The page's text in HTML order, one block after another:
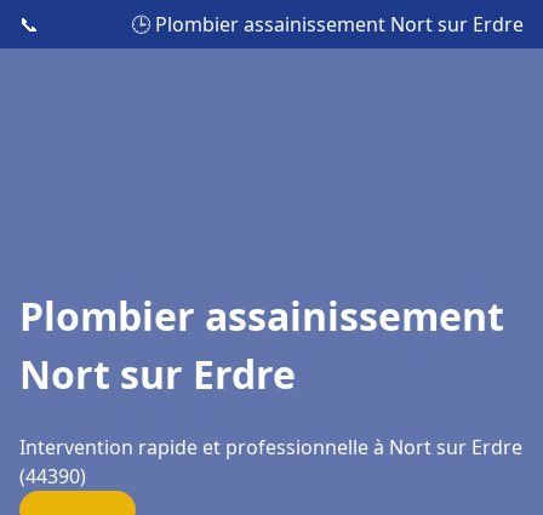
📞 🕒 Plombier assainissement Nort sur Erdre
Plombier assainissement
Nort sur Erdre
Intervention rapide et professionnelle à Nort sur Erdre
(44390)